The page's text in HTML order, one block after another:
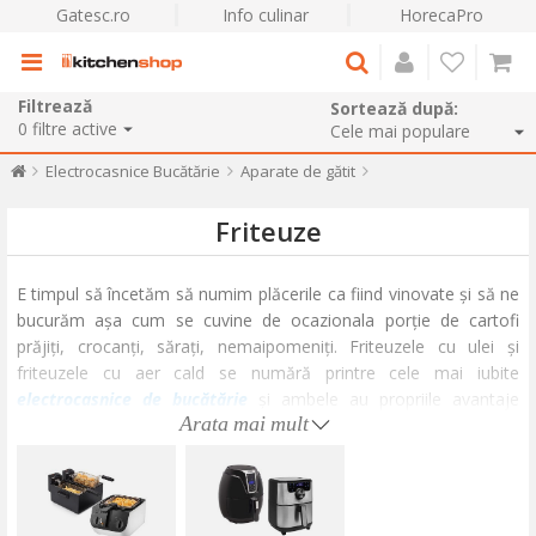
Gatesc.ro Info culinar HorecaPro
Filtrează
0 filtre active
Sortează după:
Electrocasnice Bucătărie Aparate de gătit
Friteuze
E timpul să încetăm să numim plăcerile ca fiind vinovate și să ne
bucurăm așa cum se cuvine de ocazionala porție de cartofi
prăjiți, crocanți, sărați, nemaipomeniți. Friteuzele cu ulei și
friteuzele cu aer cald se numără printre cele mai iubite
electrocasnice de bucătărie și ambele au propriile avantaje
Ambele friteuze profesionale oferă o modalitate delicioasă de a
găti mâncăruri crocante și apetisante, dar fiecare are o viziune
unică asupra prăjirii. Poate că îți place să experimentezi rețete
Arata mai mult